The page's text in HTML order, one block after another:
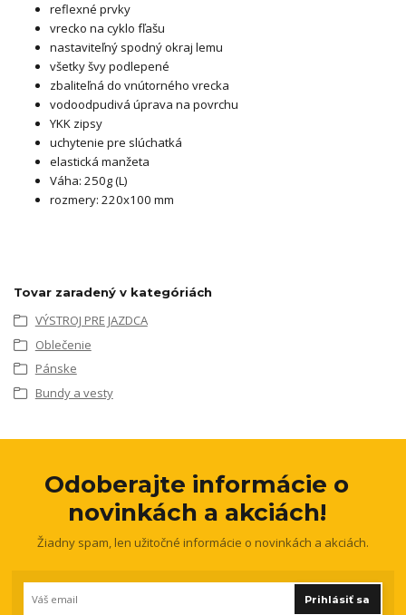
reflexné prvky
vrecko na cyklo fľašu
nastaviteľný spodný okraj lemu
všetky švy podlepené
zbaliteľná do vnútorného vrecka
vodoodpudivá úprava na povrchu
YKK zipsy
uchytenie pre slúchatká
elastická manžeta
Váha: 250g (L)
rozmery: 220x100 mm
Tovar zaradený v kategóriách
VÝSTROJ PRE JAZDCA
Oblečenie
Pánske
Bundy a vesty
Odoberajte informácie o
novinkách a akciách!
Žiadny spam, len užitočné informácie o novinkách a akciách.
Prihlásiť sa